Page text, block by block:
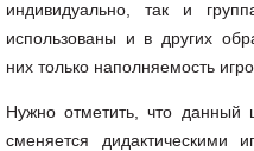
индивидуально, так и
использованы и в других
них только наполняемость
Нужно отметить, что данный
сменяется дидактическими